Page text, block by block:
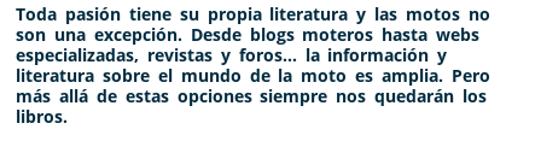
Toda pasión tiene su propia literatura y las motos no
son una excepción. Desde blogs moteros hasta webs
especializadas, revistas y foros… la información y
literatura sobre el mundo de la moto es amplia. Pero
más allá de estas opciones siempre nos quedarán los
libros.